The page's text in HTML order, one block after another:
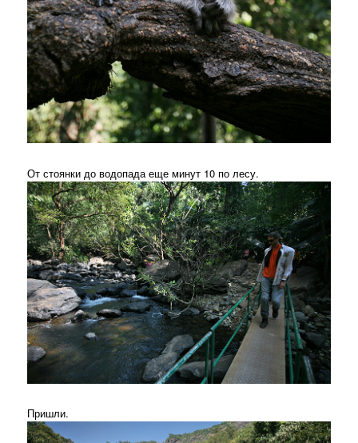
От стоянки до водопада еще минут 10 по лесу.
Пришли.